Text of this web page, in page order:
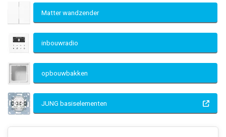
Matter wandzender
inbouwradio
opbouwbakken
JUNG basiselementen